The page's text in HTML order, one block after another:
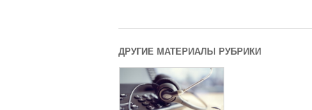
ДРУГИЕ МАТЕРИАЛЫ РУБРИКИ